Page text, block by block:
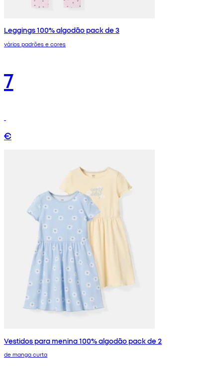
Leggings 100% algodão pack de 3
vários padrões e cores
7
€
Vestidos para menina 100% algodão pack de 2
de manga curta